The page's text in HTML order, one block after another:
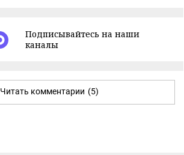
Подписывайтесь на наши
каналы
Читать комментарии (5)